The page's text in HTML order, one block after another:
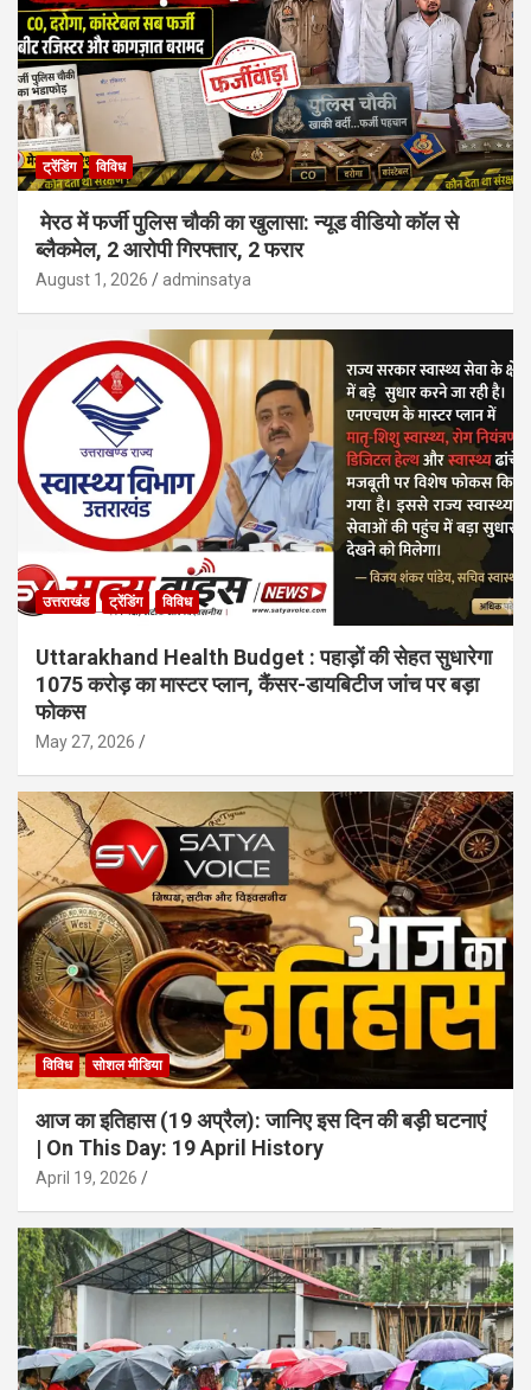
ट्रेंडिंग विविध
मेरठ में फर्जी पुलिस चौकी का खुलासा: न्यूड वीडियो कॉल से
ब्लैकमेल, 2 आरोपी गिरफ्तार, 2 फरार
August 1, 2026 adminsatya
उत्तराखंड ट्रेंडिंग विविध
Uttarakhand Health Budget : पहाड़ों की सेहत सुधारेगा
1075 करोड़ का मास्टर प्लान, कैंसर-डायबिटीज जांच पर बड़ा
फोकस
May 27, 2026
विविध सोशल मीडिया
आज का इतिहास (19 अप्रैल): जानिए इस दिन की बड़ी घटनाएं
| On This Day: 19 April History
April 19, 2026